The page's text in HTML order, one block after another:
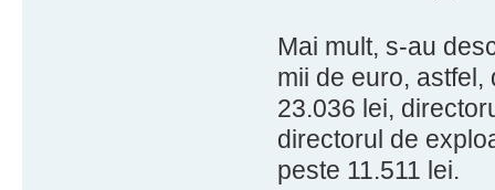
Mai mult, s-au
mii de euro,
23.036 lei,
directorul de
peste 11.511 lei.